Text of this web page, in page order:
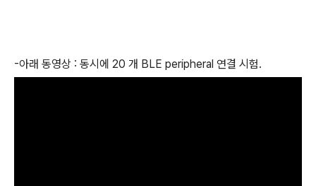
-아래 동영상 : 동시에 20 개 BLE peripheral 연결 시험.